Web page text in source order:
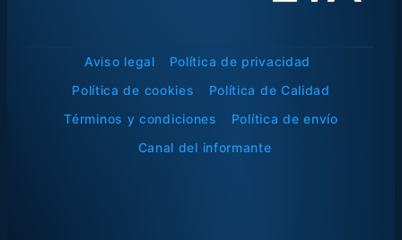
Aviso legal
Política de privacidad
Política de cookies
Política de Calidad
Términos y condiciones
Política de envío
Canal del informante